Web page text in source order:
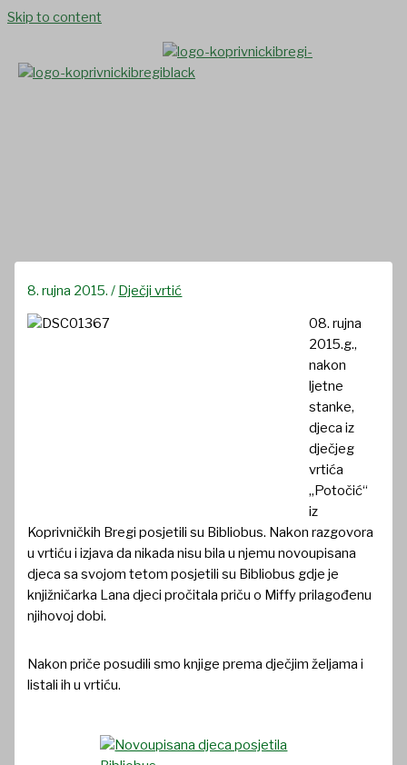
Skip to content
8. rujna 2015./ Dječji vrtić
08. rujna
2015.g.,
nakon
ljetne
stanke,
djeca iz
dječjeg
vrtića
„Potočić“
iz
Koprivničkih Bregi posjetili su Bibliobus. Nakon razgovora
u vrtiću i izjava da nikada nisu bila u njemu novoupisana
djeca sa svojom tetom posjetili su Bibliobus gdje je
knjižničarka Lana djeci pročitala priču o Miffy prilagođenu
njihovoj dobi.
Nakon priče posudili smo knjige prema dječjim željama i
listali ih u vrtiću.